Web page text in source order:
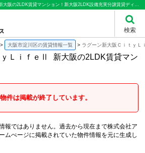
検索
ラグーン新大阪ＣｉｔｙＬｉｆｅⅡ 新大阪の2LDK賃貸マンション！新大阪2LDK設備充実分譲賃貸ディンクス 新婚さん向けシステムキッチンカワック ヌック｜株式会社アイシティ住宅サービス
大阪市淀川区の賃貸情報一覧 ラグーン新大阪Ｃｉｔｙ
ＬｉｆｅⅡ
新大阪の2LDK賃貸マン
件は掲載が終了しています。
報ではありません。過去から現在まで株式会社ア
ムぺージに掲載されていた物件情報を元に生成し